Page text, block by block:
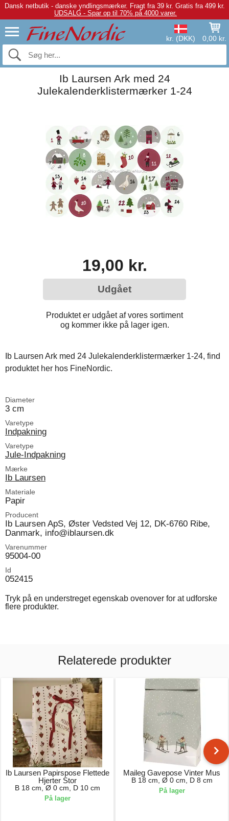
Dansk netbutik - danske yndlingsmærker. Fragt fra 39 kr. Gratis fra 499 kr.
UDSALG - Spar op til 70% på 4000 varer.
kr. (DKK) 0,00 kr.
Ib Laursen Ark med 24
Julekalenderklistermærker 1-24
19,00 kr.
Udgået
Produktet er udgået af vores sortiment
og kommer ikke på lager igen.
Ib Laursen Ark med 24 Julekalenderklistermærker 1-24, find
produktet her hos FineNordic.
Diameter
3 cm
Varetype
Indpakning
Varetype
Jule-Indpakning
Mærke
Ib Laursen
Materiale
Papir
Producent
Ib Laursen ApS, Øster Vedsted Vej 12, DK-6760 Ribe,
Danmark, info@iblaursen.dk
Varenummer
95004-00
Id
052415
Tryk på en understreget egenskab ovenover for at udforske
flere produkter.
Relaterede produkter
Ib Laursen Papirspose Flettede
Hjerter Stor
B 18 cm, Ø 0 cm, D 10 cm
På lager
Maileg Gavepose Vinter Mus
B 18 cm, Ø 0 cm, D 8 cm
På lager